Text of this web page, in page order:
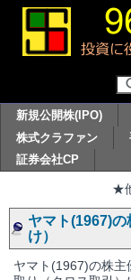
新規公開株(IPO)
株式クラファン
証券会社CP
★
ヤマト(1967)
け）
ヤマト(1967)の株主